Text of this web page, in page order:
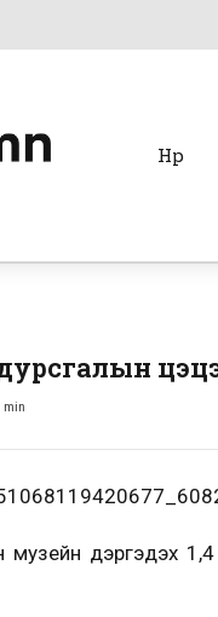
Нүүр
min
дэргэдэх 1,4